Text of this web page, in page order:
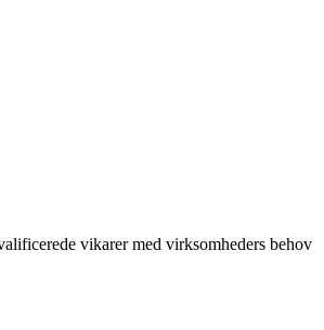
vikarer med virksomheders behov